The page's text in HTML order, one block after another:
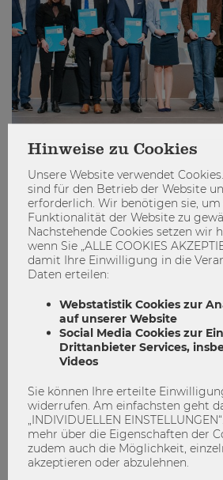
Das sind die exzellenten
2022 - stimme jetzt über
Nachfolger*innen ab!
Auszeichnung Exzellente Lehre
Voting
WU Awards
ENGAGIEREN
Hinweise zu Cookies
Unsere Website verwendet
sind für den Betrieb der Website
erforderlich. Wir benötigen sie,
Funktionalität der Website zu
Nachstehende Cookies setzen wir
wenn Sie „ALLE COOKIES
damit Ihre Einwilligung in die
Daten erteilen:
Webstatistik Cookies zur
auf unserer Website
Social Media Cookies zur
Drittanbieter Services,
Videos
Sie können Ihre erteilte
widerrufen. Am einfachsten geht
„INDIVIDUELLEN
mehr über die Eigenschaften der
zudem auch die Möglichkeit,
akzeptieren oder abzulehnen.